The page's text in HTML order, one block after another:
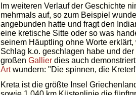
Im weiteren Verlauf der Geschichte
mehrmals auf, so zum Beispiel
angebunden hatte und fragt den
eine kretische Sitte oder so was
seinem Häuptling ohne Worte
Schlag k.o. geschlagen habe und der
großen Gallier dies auch
Artwundern: "Die spinnen, die
Kreta ist die größte Insel